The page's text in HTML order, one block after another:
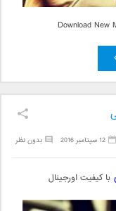
Download New
بدون نظر 12 سپتامبر 2016
با کیفیت اورجینال